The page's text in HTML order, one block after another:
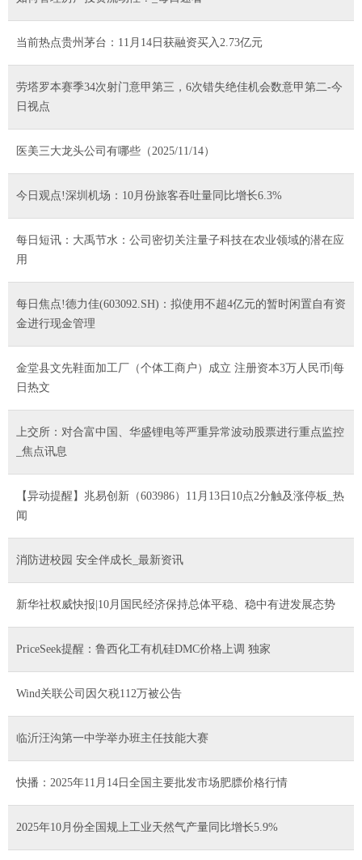
当前热点贵州茅台：11月14日获融资买入2.73亿元
劳塔罗本赛季34次射门意甲第三，6次错失绝佳机会数意甲第二-今
日视点
医美三大龙头公司有哪些（2025/11/14）
今日观点!深圳机场：10月份旅客吞吐量同比增长6.3%
每日短讯：大禹节水：公司密切关注量子科技在农业领域的潜在应
用
每日焦点!德力佳(603092.SH)：拟使用不超4亿元的暂时闲置自有资
金进行现金管理
金堂县文先鞋面加工厂（个体工商户）成立 注册资本3万人民币|每
日热文
上交所：对合富中国、华盛锂电等严重异常波动股票进行重点监控
_焦点讯息
【异动提醒】兆易创新（603986）11月13日10点2分触及涨停板_热
闻
消防进校园 安全伴成长_最新资讯
新华社权威快报|10月国民经济保持总体平稳、稳中有进发展态势
PriceSeek提醒：鲁西化工有机硅DMC价格上调 独家
Wind关联公司因欠税112万被公告
临沂汪沟第一中学举办班主任技能大赛
快播：2025年11月14日全国主要批发市场肥膘价格行情
2025年10月份全国规上工业天然气产量同比增长5.9%